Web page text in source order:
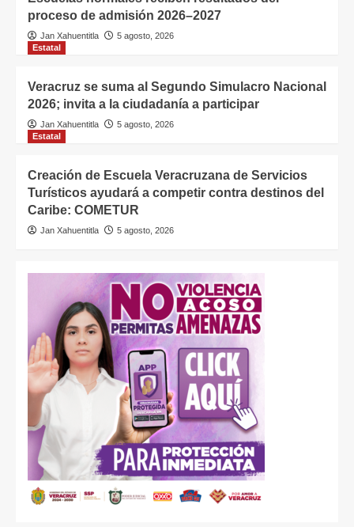
proceso de admisión 2026–2027
Jan Xahuentitla
5 agosto, 2026
Estatal
Veracruz se suma al Segundo Simulacro Nacional
2026; invita a la ciudadanía a participar
Jan Xahuentitla
5 agosto, 2026
Estatal
Creación de Escuela Veracruzana de Servicios
Turísticos ayudará a competir contra destinos del
Caribe: COMETUR
Jan Xahuentitla 5 agosto, 2026